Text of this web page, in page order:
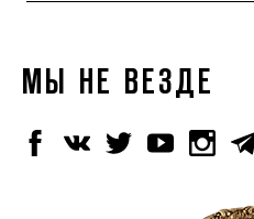
МЫ НЕ ВЕЗДЕ